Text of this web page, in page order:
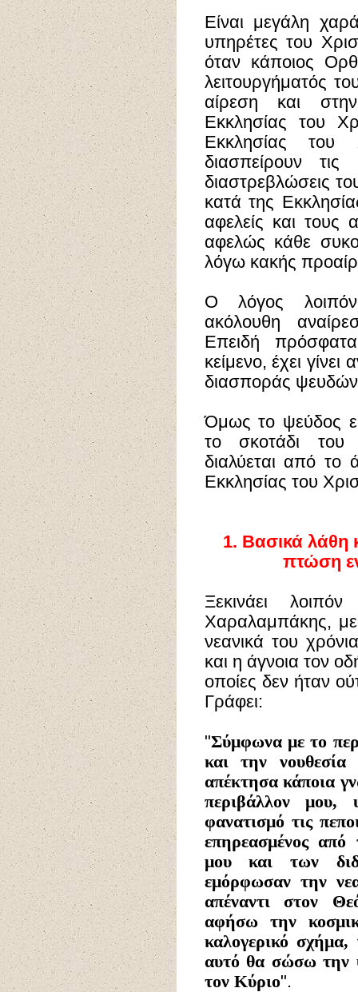
Είναι μεγάλη
υπηρέτες του
όταν κάποιος
λειτουργήματός
αίρεση και
Εκκλησίας του
Εκκλησίας του
διασπείρουν
διαστρεβλώσεις
κατά της
αφελείς και τους
αφελώς κάθε
λόγω κακής
Ο λόγος
ακόλουθη
Επειδή
κείμενο, έχει γίνει
διασποράς ψευδών
Όμως το ψεύδος
το σκοτάδι του
διαλύεται από
Εκκλησίας του
1. Βασικά λάθη
πτώση
Ξεκινάει
Χαραλαμπάκης,
νεανικά του
και η άγνοια τον
οποίες δεν ήταν
Γράφει:
"Σύμφωνα με το
και την
απέκτησα κάποια
περιβάλλον μου,
φανατισμό τις
επηρεασμένος
μου και των
εμόρφωσαν την
απέναντι στον
αφήσω την
καλογερικό σχήμα,
αυτό θα σώσω την
τον Κύριο".